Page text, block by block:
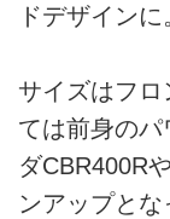
ドデザインに
サイズはフ
ては前身の
ダCBR400R
ンアップとな